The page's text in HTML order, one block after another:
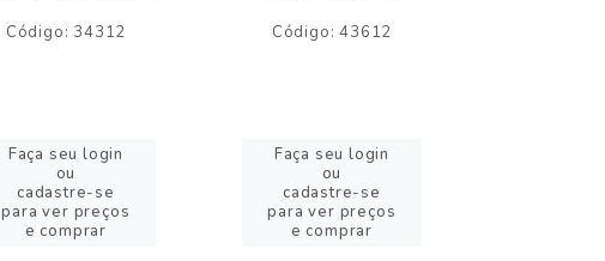
Código: 34312
Faça seu login
ou
cadastre-se
para ver preços
e comprar
Código: 43612
Faça seu login
ou
cadastre-se
para ver preços
e comprar